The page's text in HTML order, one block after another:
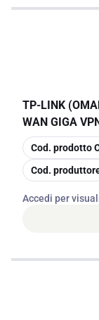
TP-LINK
WAN GIGA
copia
Cod. prodotto
copia
Cod.
Accedi per